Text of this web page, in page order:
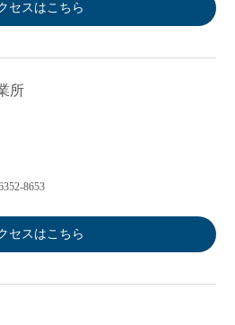
セスはこちら
所
8653
セスはこちら